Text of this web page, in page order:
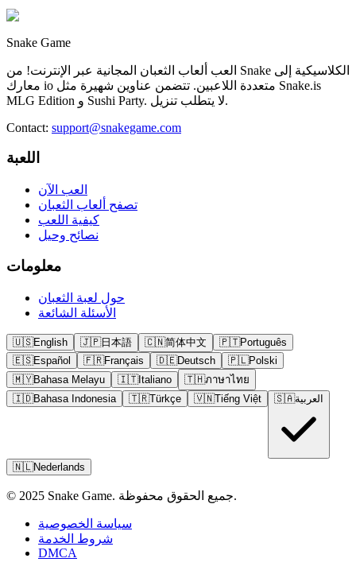
Snake Game
العب ألعاب الثعبان المجانية عبر الإنترنت! من Snake الكلاسيكية إلى
معارك io متعددة اللاعبين. تتضمن عناوين شهيرة مثل Snake.is
MLG Edition و Sushi Party. لا يتطلب تنزيل.
Contact: support@snakegame.com
اللعبة
العب الآن
تصفح ألعاب الثعبان
كيفية اللعب
نصائح وحيل
معلومات
حول لعبة الثعبان
الأسئلة الشائعة
🇺🇸English 🇯🇵日本語 🇨🇳简体中文 🇵🇹Português
🇪🇸Español 🇫🇷Français 🇩🇪Deutsch 🇵🇱Polski
🇲🇾Bahasa Melayu 🇮🇹Italiano 🇹🇭ภาษาไทย
🇮🇩Bahasa Indonesia 🇹🇷Türkçe 🇻🇳Tiếng Việt 🇸🇦العربية
🇳🇱Nederlands
© 2025 Snake Game. جميع الحقوق محفوظة.
سياسة الخصوصية
شروط الخدمة
DMCA